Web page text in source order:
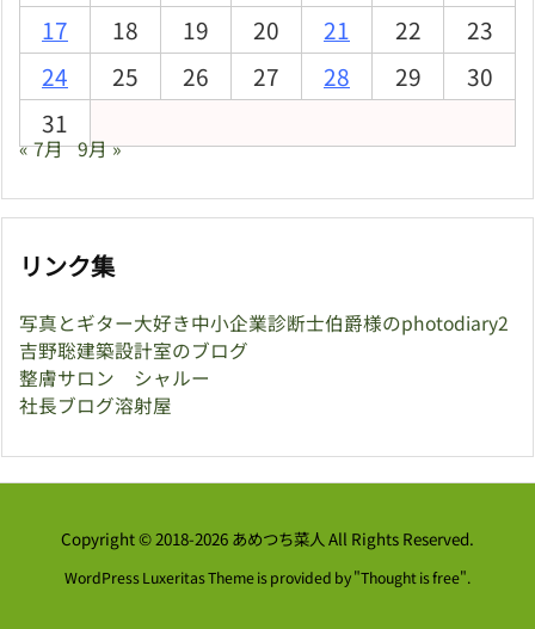
17
18 19 20 21 22
23
24
25 26 27 28 29
30
31
« 7月 9月 »
リンク集
写真とギター大好き中小企業診断士伯爵様のphotodiary2
吉野聡建築設計室のブログ
整膚サロン シャルー
社長ブログ溶射屋
Copyright ©2018-2026 あめつち菜人All Rights Reserved.
WordPress Luxeritas Theme is provided by "Thought is free".